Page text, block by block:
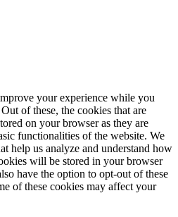
your experience while you
of these, the cookies that are
on your browser as they are
functionalities of the website. We
help us analyze and understand how
will be stored in your browser
have the option to opt-out of these
of these cookies may affect your